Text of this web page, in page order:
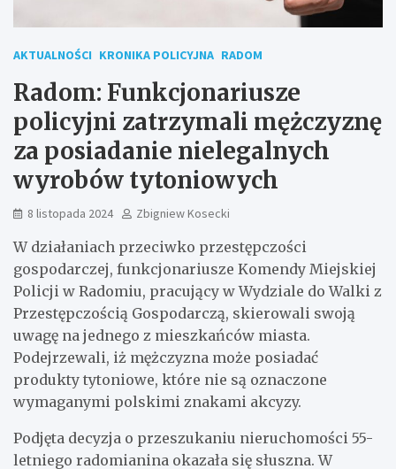
AKTUALNOŚCI KRONIKA POLICYJNA RADOM
Radom: Funkcjonariusze
policyjni zatrzymali mężczyznę
za posiadanie nielegalnych
wyrobów tytoniowych
8 listopada 2024 Zbigniew Kosecki
W działaniach przeciwko przestępczości
gospodarczej, funkcjonariusze Komendy Miejskiej
Policji w Radomiu, pracujący w Wydziale do Walki z
Przestępczością Gospodarczą, skierowali swoją
uwagę na jednego z mieszkańców miasta.
Podejrzewali, iż mężczyzna może posiadać
produkty tytoniowe, które nie są oznaczone
wymaganymi polskimi znakami akcyzy.
Podjęta decyzja o przeszukaniu nieruchomości 55-
letniego radomianina okazała się słuszna. W